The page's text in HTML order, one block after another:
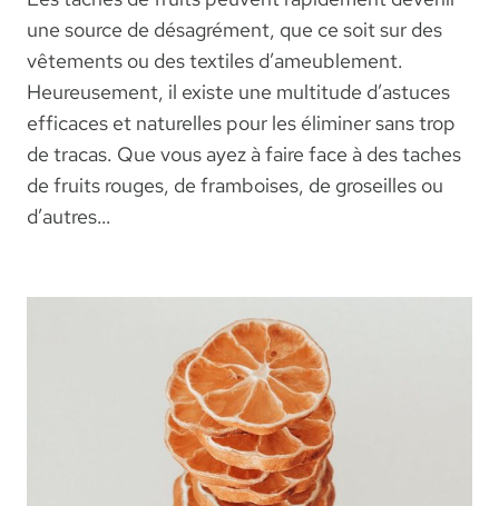
une source de désagrément, que ce soit sur des
vêtements ou des textiles d’ameublement.
Heureusement, il existe une multitude d’astuces
efficaces et naturelles pour les éliminer sans trop
de tracas. Que vous ayez à faire face à des taches
de fruits rouges, de framboises, de groseilles ou
d’autres…